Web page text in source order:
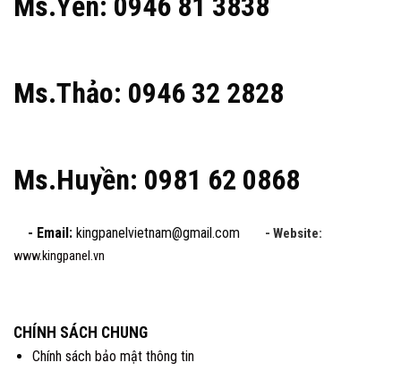
Ms.Thảo: 0946 32 2828
Ms.Huyền: 0981 62 0868
- Email: kingpanelvietnam@gmail.com - Website:
www.kingpanel.vn
CHÍNH SÁCH CHUNG
Chính sách bảo mật thông tin